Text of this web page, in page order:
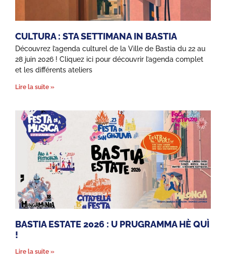
CULTURA : STA SETTIMANA IN BASTIA
Découvrez l’agenda culturel de la Ville de Bastia du 22 au
28 juin 2026 ! Cliquez ici pour découvrir l’agenda complet
et les différents ateliers
Lire la suite »
BASTIA ESTATE 2026 : U PRUGRAMMA HÈ QUÌ
!
Lire la suite »